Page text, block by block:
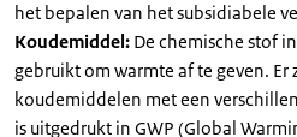
het bepalen van het subsidiabele
Koudemiddel: De chemische stof
gebruikt om warmte af te geven.
koudemiddelen met een
is uitgedrukt in GWP (Global